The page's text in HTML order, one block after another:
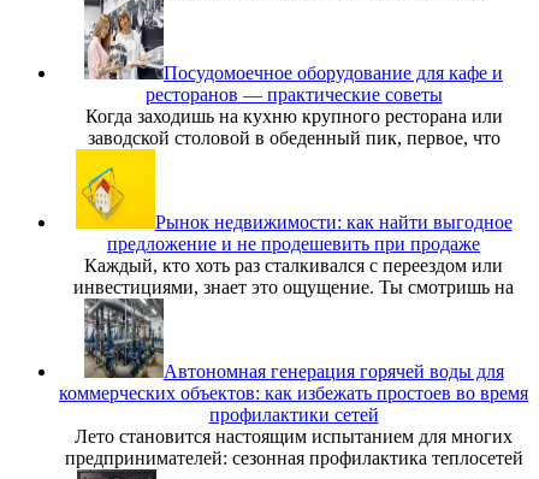
Посудомоечное оборудование для кафе и
ресторанов — практические советы
Когда заходишь на кухню крупного ресторана или
заводской столовой в обеденный пик, первое, что
Рынок недвижимости: как найти выгодное
предложение и не продешевить при продаже
Каждый, кто хоть раз сталкивался с переездом или
инвестициями, знает это ощущение. Ты смотришь на
Автономная генерация горячей воды для
коммерческих объектов: как избежать простоев во время
профилактики сетей
Лето становится настоящим испытанием для многих
предпринимателей: сезонная профилактика теплосетей